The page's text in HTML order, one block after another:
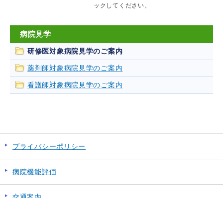
ックしてください。
病院見学
研修医対象病院見学のご案内
薬剤師対象病院見学のご案内
看護師対象病院見学のご案内
プライバシーポリシー
病院機能評価